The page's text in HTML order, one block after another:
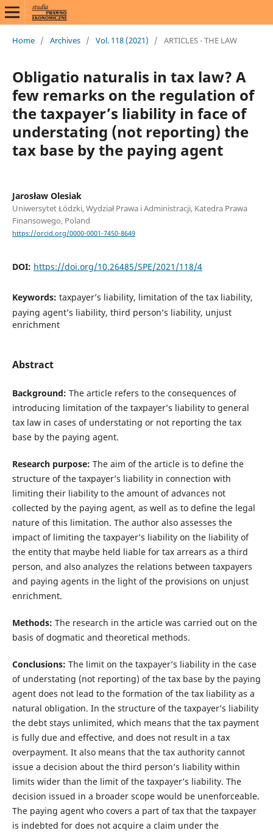
Home / Archives / Vol. 118 (2021) / ARTICLES - THE LAW
Obligatio naturalis in tax law? A
few remarks on the regulation of
the taxpayer’s liability in face of
understating (not reporting) the
tax base by the paying agent
Jarosław Olesiak
Uniwersytet Łódzki, Wydział Prawa i Administracji, Katedra Prawa
Finansowego, Poland
https://orcid.org/0000-0001-7450-8649
DOI: https://doi.org/10.26485/SPE/2021/118/4
Keywords: taxpayer’s liability, limitation of the tax liability,
paying agent’s liability, third person’s liability, unjust
enrichment
Abstract
Background: The article refers to the consequences of
introducing limitation of the taxpayer’s liability to general
tax law in cases of understating or not reporting the tax
base by the paying agent.
Research purpose: The aim of the article is to define the
structure of the taxpayer’s liability in connection with
limiting their liability to the amount of advances not
collected by the paying agent, as well as to define the legal
nature of this limitation. The author also assesses the
impact of limiting the taxpayer’s liability on the liability of
the entity that maybe held liable for tax arrears as a third
person, and also analyzes the relations between taxpayers
and paying agents in the light of the provisions on unjust
enrichment.
Methods: The research in the article was carried out on the
basis of dogmatic and theoretical methods.
Conclusions: The limit on the taxpayer’s liability in the case
of understating (not reporting) of the tax base by the paying
agent does not lead to the formation of the tax liability as a
natural obligation. In the structure of the taxpayer’s liability
the debt stays unlimited, which means that the tax payment
is fully due and effective, and does not result in a tax
overpayment. It also means that the tax author­ity cannot
issue a decision about the third person’s liability within
limits wider than the limit of the taxpayer’s liability. The
decision issued in a broader scope would be unenforceable.
The paying agent who covers a part of tax that the taxpayer
is indebted for does not acquire a claim under the